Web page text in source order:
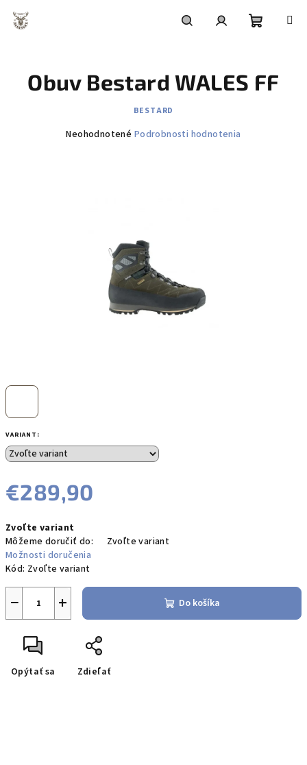
obsah
košík
VARIANT:
€289,90
cena:
Zvoľte variant
Môžeme doručiť do:
Zvoľte variant
Možnosti doručenia
Kód: Zvoľte variant
+
− Do košíka
Opýtať sa Zdieľať
Obuv Bestard WALES FF
BESTARD
Priemerné
Neohodnotené Podrobnosti hodnotenia